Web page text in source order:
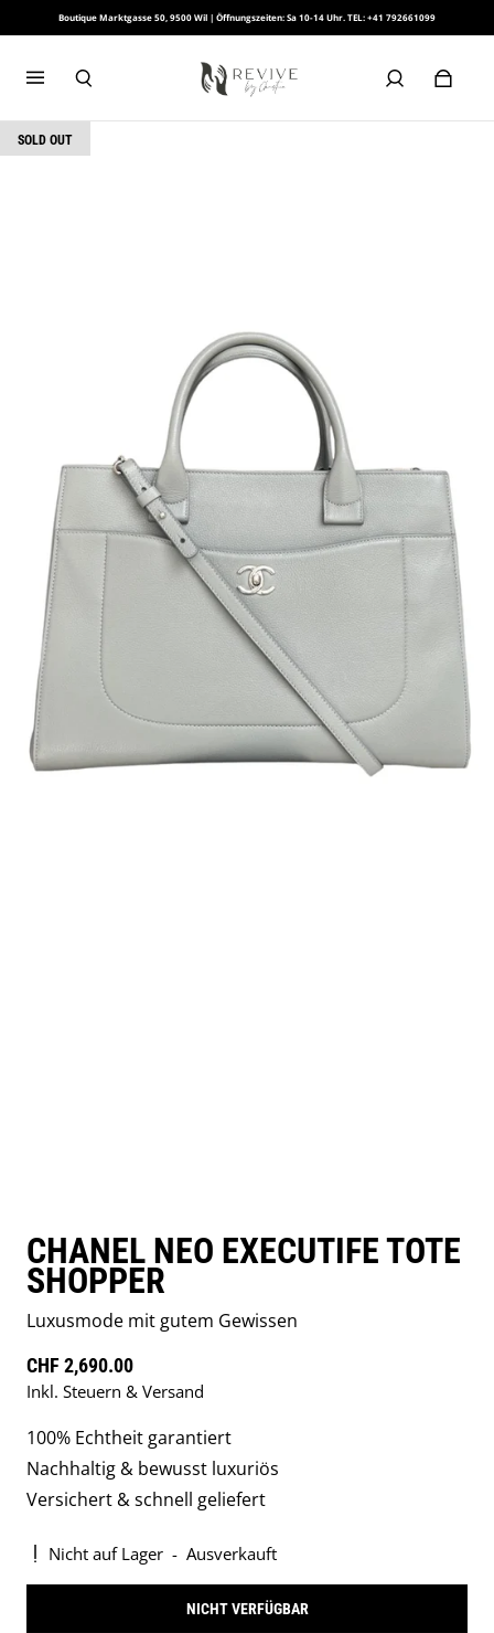
Boutique Marktgasse 50, 9500 Wil | Öffnungszeiten: Sa 10-14 Uhr. TEL: +41 792661099
SOLD OUT
CHANEL NEO EXECUTIFE TOTE
SHOPPER
Luxusmode mit gutem Gewissen
Regulärer Preis
CHF 2,690.00
Inkl. Steuern & Versand
100% Echtheit garantiert
Nachhaltig & bewusst luxuriös
Versichert & schnell geliefert
Nicht auf Lager - Ausverkauft
NICHT VERFÜGBAR